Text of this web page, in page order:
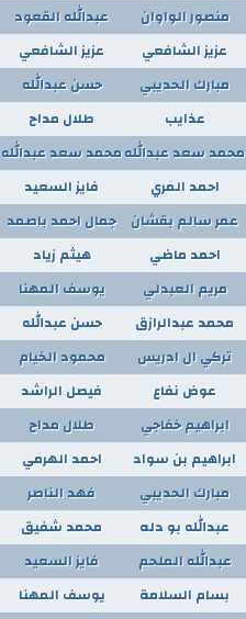
منصور الواوان عبدالله القعود
عزيز الشافعي عزيز الشافعي
مبارك الحديبي حسن عبدالله
عذايب طلال مداح
محمد سعد عبداللهمحمد سعد عبدالله
احمد المري فايز السعيد
عمر سالم بقشان جمال احمد باصمد
احمد ماضي هيثم زياد
مريم العبدلي يوسف المهنا
محمد عبدالرازق حسن عبدالله
تركي ال ادريس محمود الخيام
عوض نفاع فيصل الراشد
ابراهيم خفاجي طلال مداح
ابراهيم بن سواد احمد الهرمي
مبارك الحديبي فهد الناصر
عبدالله بو دله محمد شفيق
عبدالله الملحم فايز السعيد
بسام السلامة يوسف المهنا